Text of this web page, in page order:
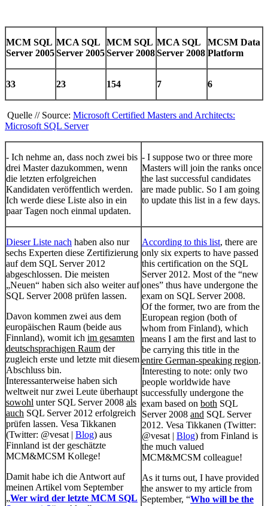
MCM SQL
Server 2005
MCA SQL
Server 2005
MCM SQL
Server 2008
MCA SQL
Server 2008
MCSM Data
Platform
33 23 154 7 6
Quelle // Source: Microsoft Certified Masters and Architects:
Microsoft SQL Server
- Ich nehme an, dass noch zwei bis
drei Master dazukommen, wenn
die letzten erfolgreichen
Kandidaten veröffentlich werden.
Ich werde diese Liste also in ein
paar Tagen noch einmal updaten.
- I suppose two or three more
Masters will join the ranks once
the last successful candidates
are made public. So I am going
to update this list in a few days.
Dieser Liste nach haben also nur
sechs Experten diese Zertifizierung
auf dem SQL Server 2012
abgeschlossen. Die meisten
„Neuen“ haben sich also weiter auf
SQL Server 2008 prüfen lassen.
Davon kommen zwei aus dem
europäischen Raum (beide aus
Finnland), womit ich im gesamten
deutschsprachigen Raum der
zugleich erste und letzte mit diesem
Abschluss bin.
Interessanterweise haben sich
weltweit nur zwei Leute überhaupt
sowohl unter SQL Server 2008 als
auch SQL Server 2012 erfolgreich
prüfen lassen. Vesa Tikkanen
(Twitter: @vesat | Blog) aus
Finnland ist der geschätzte
MCM&MCSM Kollege!
Damit habe ich die Antwort auf
meinen Artikel vom September
„Wer wird der letzte MCM SQL
According to this list, there are
only six experts to have passed
this certification on the SQL
Server 2012. Most of the “new
ones” thus have undergone the
exam on SQL Server 2008.
Of the former, two are from the
European region (both of
whom from Finland), which
means I am the first and last to
be carrying this title in the
entire German-speaking region.
Interesting to note: only two
people worldwide have
successfully undergone the
exam based on both SQL
Server 2008 and SQL Server
2012. Vesa Tikkanen (Twitter:
@vesat | Blog) from Finland is
the much valued
MCM&MCSM colleague!
As it turns out, I have provided
the answer to my article from
September, “Who will be the